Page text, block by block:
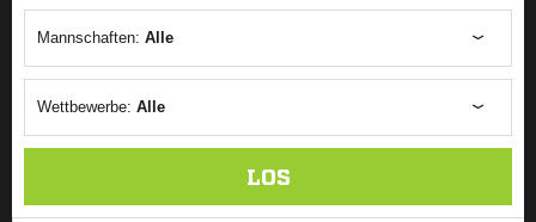
Mannschaften: Alle
Wettbewerbe: Alle
LOS